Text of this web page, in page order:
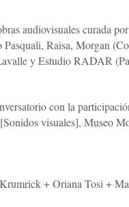
audiovisuales curada
Raisa, Morgan
y Estudio RADAR
con la
visuales], Museo
+ Oriana Tosi +